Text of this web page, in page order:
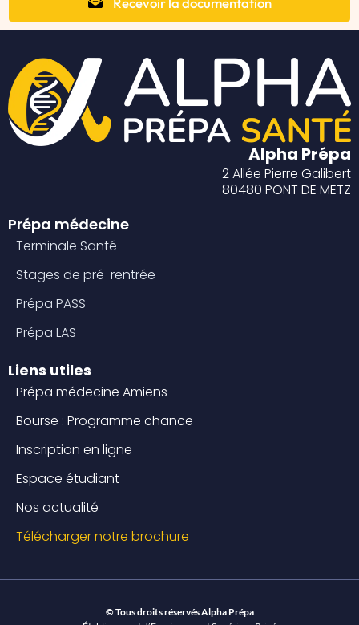
Alpha Prépa
2 Allée Pierre Galibert
80480 PONT DE METZ
Prépa médecine
Terminale Santé
Stages de pré-rentrée
Prépa PASS
Prépa LAS
Liens utiles
Prépa médecine Amiens
Bourse : Programme chance
Inscription en ligne
Espace étudiant
Nos actualité
Télécharger notre brochure
© Tous droits réservés Alpha Prépa